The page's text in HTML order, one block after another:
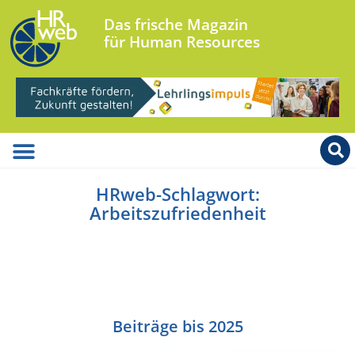
Das frische Magazin
für Human Resources
HRweb-Schlagwort:
Arbeitszufriedenheit
Beiträge bis 2025